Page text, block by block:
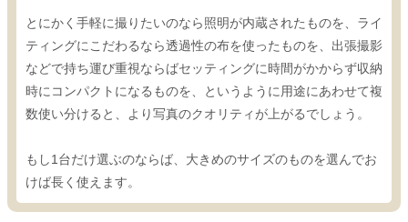
とにかく手軽に撮りたいのなら照明が内蔵されたものを、ライ
ティングにこだわるなら透過性の布を使ったものを、出張撮影
などで持ち運び重視ならばセッティングに時間がかからず収納
時にコンパクトになるものを、というように用途にあわせて複
数使い分けると、より写真のクオリティが上がるでしょう。
もし1台だけ選ぶのならば、大きめのサイズのものを選んでお
けば長く使えます。